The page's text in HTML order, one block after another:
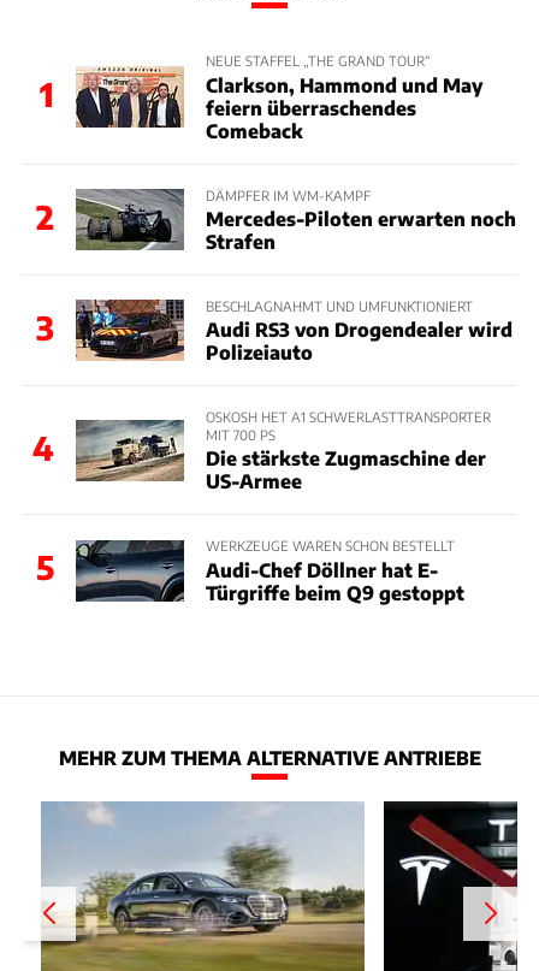
1
NEUE STAFFEL „THE GRAND TOUR“
Clarkson, Hammond und May
feiern überraschendes
Comeback
2
DÄMPFER IM WM-KAMPF
Mercedes-Piloten erwarten noch
Strafen
3
BESCHLAGNAHMT UND UMFUNKTIONIERT
Audi RS3 von Drogendealer wird
Polizeiauto
4
OSKOSH HET A1 SCHWERLASTTRANSPORTER
MIT 700 PS
Die stärkste Zugmaschine der
US-Armee
5
WERKZEUGE WAREN SCHON BESTELLT
Audi-Chef Döllner hat E-
Türgriffe beim Q9 gestoppt
MEHR ZUM THEMA ALTERNATIVE ANTRIEBE